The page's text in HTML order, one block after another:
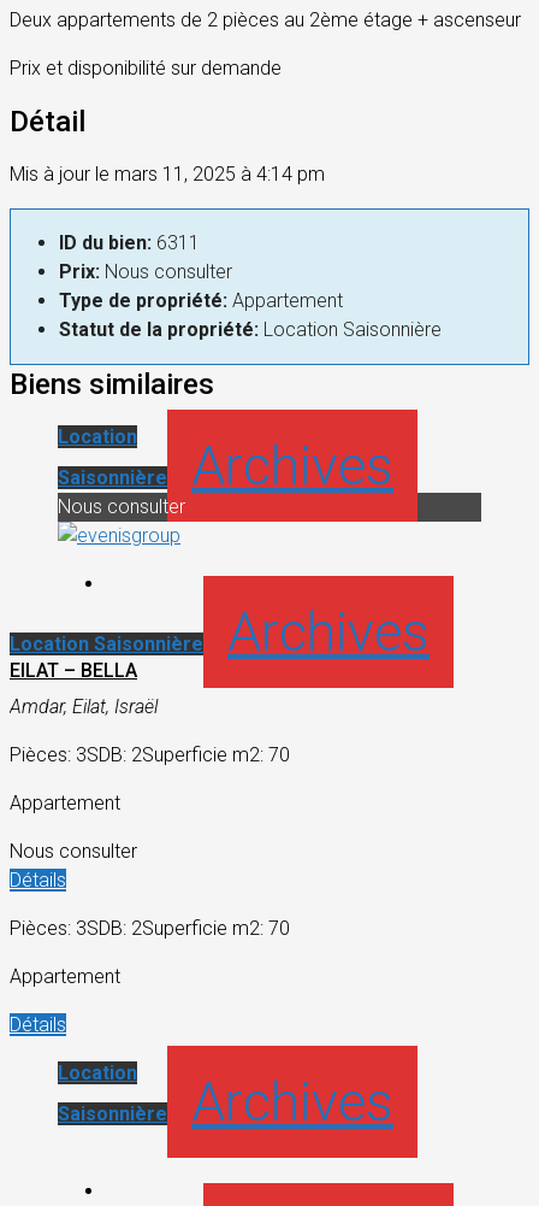
Deux appartements de 2 pièces au 2ème étage + ascenseur
Prix et disponibilité sur demande
Détail
Mis à jour le mars 11, 2025 à 4:14 pm
ID du bien: 6311
Prix: Nous consulter
Type de propriété: Appartement
Statut de la propriété: Location Saisonnière
Biens similaires
Location
Saisonnière
Archives
Nous consulter
Location Saisonnière Archives
EILAT – BELLA
Amdar, Eilat, Israël
Pièces: 3SDB: 2Superficie m2: 70
Appartement
Nous consulter
Détails
Pièces: 3SDB: 2Superficie m2: 70
Appartement
Détails
Location
Saisonnière
Archives